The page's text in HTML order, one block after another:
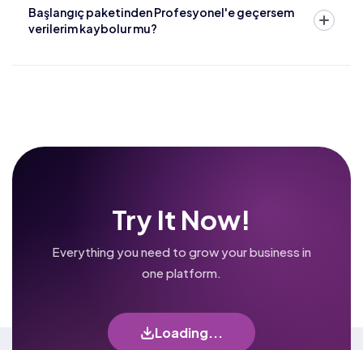
Başlangıç paketinden Profesyonel'e geçersem
verilerim kaybolur mu?
Try It Now!
Everything you need to grow your business in
one platform.
Loading...